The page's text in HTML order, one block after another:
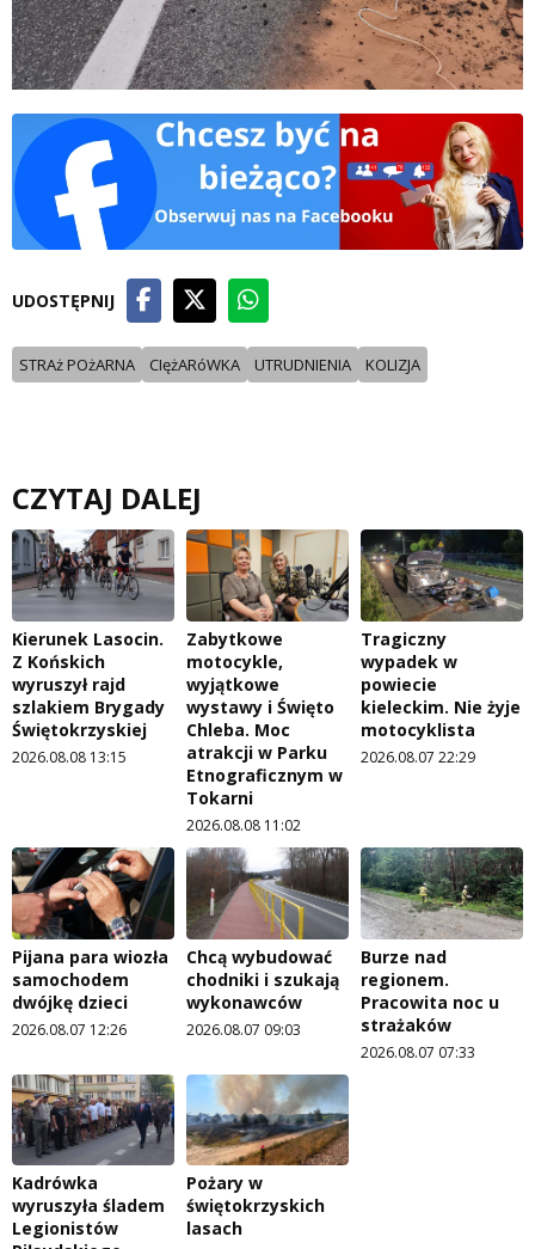
UDOSTĘPNIJ
STRAż POżARNA CIężARóWKA UTRUDNIENIA KOLIZJA
CZYTAJ DALEJ
Kierunek Lasocin.
Z Końskich
wyruszył rajd
szlakiem Brygady
Świętokrzyskiej
2026.08.08 13:15
Zabytkowe
motocykle,
wyjątkowe
wystawy i Święto
Chleba. Moc
atrakcji w Parku
Etnograficznym w
Tokarni
2026.08.08 11:02
Tragiczny
wypadek w
powiecie
kieleckim. Nie żyje
motocyklista
2026.08.07 22:29
Pijana para wiozła
samochodem
dwójkę dzieci
2026.08.07 12:26
Chcą wybudować
chodniki i szukają
wykonawców
2026.08.07 09:03
Burze nad
regionem.
Pracowita noc u
strażaków
2026.08.07 07:33
Kadrówka
wyruszyła śladem
Legionistów
Pożary w
świętokrzyskich
lasach